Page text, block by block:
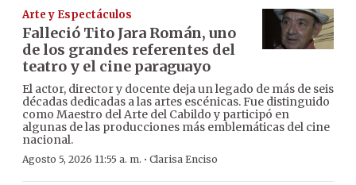
Arte y Espectáculos
Falleció Tito Jara Román, uno
de los grandes referentes del
teatro y el cine paraguayo
El actor, director y docente deja un legado de más de seis
décadas dedicadas a las artes escénicas. Fue distinguido
como Maestro del Arte del Cabildo y participó en
algunas de las producciones más emblemáticas del cine
nacional.
Agosto 5, 2026 11:55 a. m. · Clarisa Enciso